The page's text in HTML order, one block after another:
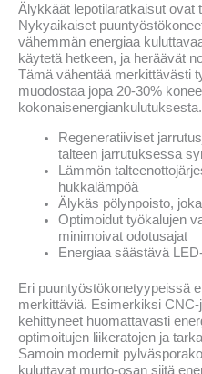
Älykkäät lepotilaratkaisut ovat
Nykyaikaiset
vähemmän energiaa
käytetä hetkeen, ja heräävät
Tämä vähentää merkittävästi
muodostaa jopa 20-30%
kokonaisenergiankulutuksesta.
Regeneratiiviset
talteen jarrutuksessa
Lämmön
hukkalämpöä
Älykäs pölynpoisto,
Optimoidut työkalujen
minimoivat odotusajat
Energiaa säästävä
Eri puuntyöstökonetyypeissä
merkittäviä. Esimerkiksi
kehittyneet huomattavasti
optimoitujen liikeratojen ja
Samoin modernit
kuluttavat murto-osan siitä